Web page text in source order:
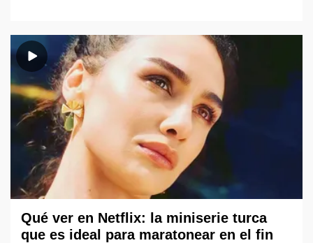
Qué ver en Netflix: la miniserie turca
que es ideal para maratonear en el fin